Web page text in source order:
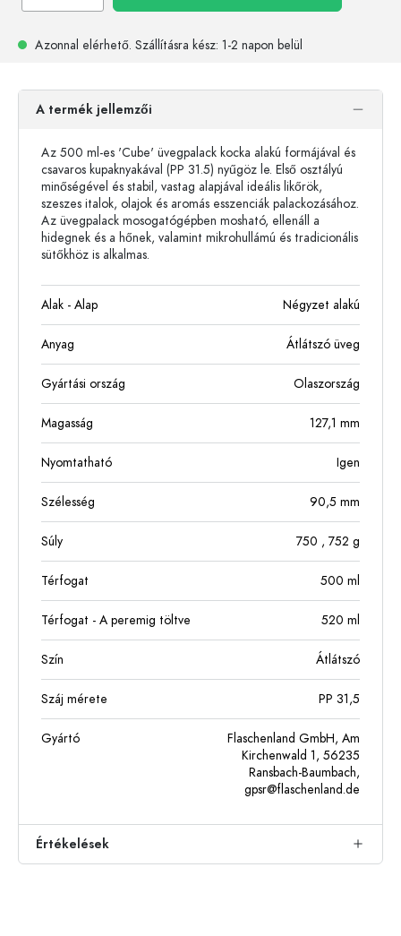
Azonnal elérhető. Szállításra kész: 1-2 napon belül
A termék jellemzői
Az 500 ml-es 'Cube' üvegpalack kocka alakú formájával és
csavaros kupaknyakával (PP 31.5) nyűgöz le. Első osztályú
minőségével és stabil, vastag alapjával ideális likőrök,
szeszes italok, olajok és aromás esszenciák palackozásához.
Az üvegpalack mosogatógépben mosható, ellenáll a
hidegnek és a hőnek, valamint mikrohullámú és tradicionális
sütőkhöz is alkalmas.
Alak - Alap Négyzet alakú
Anyag Átlátszó üveg
Gyártási ország Olaszország
Magasság 127,1 mm
Nyomtatható Igen
Szélesség 90,5 mm
Súly 750 , 752 g
Térfogat 500 ml
Térfogat - A peremig töltve 520 ml
Szín Átlátszó
Száj mérete PP 31,5
Gyártó
Flaschenland GmbH, Am
Kirchenwald 1, 56235
Ransbach-Baumbach,
gpsr@flaschenland.de
Értékelések